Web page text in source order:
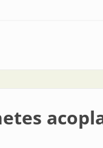
Pupitres